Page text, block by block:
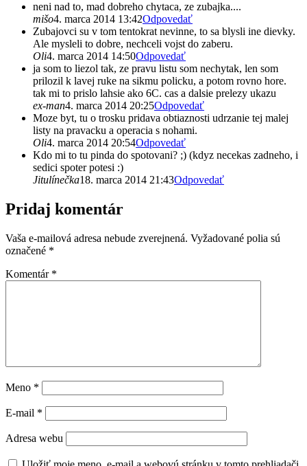
neni nad to, mad dobreho chytaca, ze zubajka....
mišo4. marca 2014 13:42Odpovedať
Zubajovci su v tom tentokrat nevinne, to sa blysli ine dievky.
Ale mysleli to dobre, nechceli vojst do zaberu.
Oli4. marca 2014 14:50Odpovedať
ja som to liezol tak, ze pravu listu som nechytak, len som
prilozil k lavej ruke na sikmu policku, a potom rovno hore.
tak mi to prislo lahsie ako 6C. cas a dalsie prelezy ukazu
ex-man4. marca 2014 20:25Odpovedať
Moze byt, tu o trosku pridava obtiaznosti udrzanie tej malej
listy na pravacku a operacia s nohami.
Oli4. marca 2014 20:54Odpovedať
Kdo mi to tu pinda do spotovani? ;) (kdyz necekas zadneho, i
sedici spoter potesi :)
Jitulínečka18. marca 2014 21:43Odpovedať
Pridaj komentár
Vaša e-mailová adresa nebude zverejnená. Vyžadované polia sú
označené *
Komentár *
Meno *
E-mail *
Adresa webu